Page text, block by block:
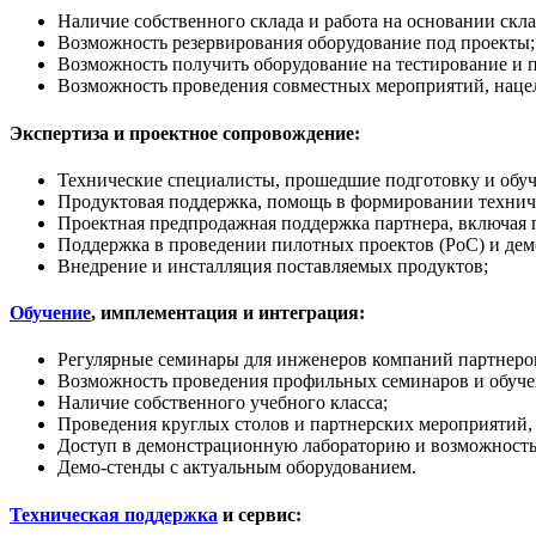
Наличие собственного склада и работа на основании
Возможность резервирования оборудование под проекты;
Возможность получить оборудование на тестирование и
Возможность проведения совместных мероприятий,
Экспертиза и проектное сопровождение:
Технические специалисты, прошедшие подготовку и
Продуктовая поддержка, помощь в формировании
Проектная предпродажная поддержка партнера, включая
Поддержка в проведении пилотных проектов (PoC) и
Внедрение и инсталляция поставляемых продуктов;
Обучение, имплементация и интеграция:
Регулярные семинары для инженеров компаний
Возможность проведения профильных семинаров и
Наличие собственного учебного класса;
Проведения круглых столов и партнерских
Доступ в демонстрационную лабораторию и
Демо-стенды с актуальным оборудованием.
Техническая поддержка и сервис: